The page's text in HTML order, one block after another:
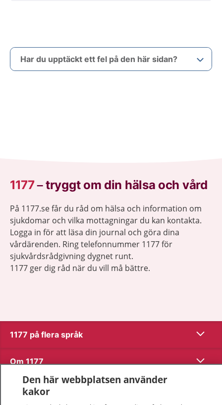
Har du upptäckt ett fel på den här sidan?
1177–tryggt om din hälsa och vård
På 1177.se får du råd om hälsa och information om
sjukdomar och vilka mottagningar du kan kontakta.
Logga in för att läsa din journal och göra dina
vårdärenden. Ring telefonnummer 1177 för
sjukvårdsrådgivning dygnet runt.
1177 ger dig råd när du vill må bättre.
1177 på flera språk Visa
Om 1177 Visa
Kontakt
Den här webbplatsen använder
kakor